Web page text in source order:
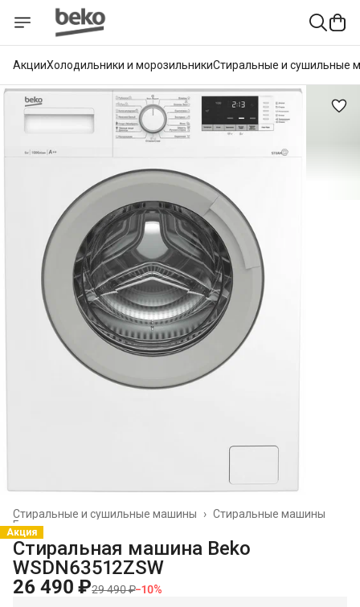
АкцииХолодильники и морозильникиСтиральные и сушильные
Стиральные машины
Стиральные и сушильные машины
›
Главная
Акция
Стиральная машина Beko
WSDN63512ZSW
26 490 ₽29 490 ₽−10%